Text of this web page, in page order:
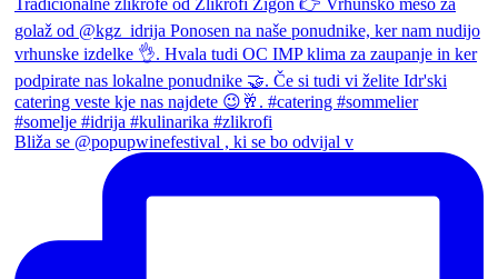
Bliža se @popupwinefestival , ki se bo odvijal v